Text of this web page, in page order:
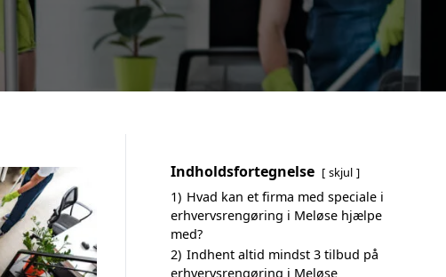
Indholdsfortegnelse skjul
1) Hvad kan et firma med speciale i
erhvervsrengøring i Meløse hjælpe
med?
2) Indhent altid mindst 3 tilbud på
erhvervsrengøring i Meløse